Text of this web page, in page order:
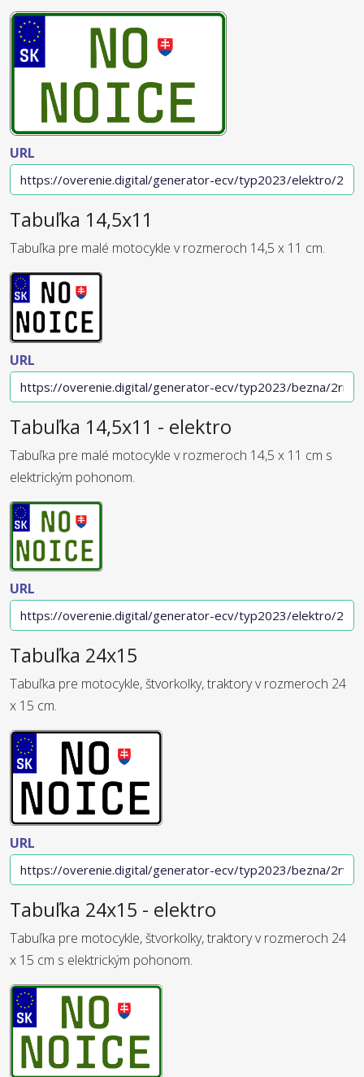
URL
Tabuľka 14,5x11
Tabuľka pre malé motocykle v rozmeroch 14,5 x 11 cm.
URL
Tabuľka 14,5x11 - elektro
Tabuľka pre malé motocykle v rozmeroch 14,5 x 11 cm s
elektrickým pohonom.
URL
Tabuľka 24x15
Tabuľka pre motocykle, štvorkolky, traktory v rozmeroch 24
x 15 cm.
URL
Tabuľka 24x15 - elektro
Tabuľka pre motocykle, štvorkolky, traktory v rozmeroch 24
x 15 cm s elektrickým pohonom.